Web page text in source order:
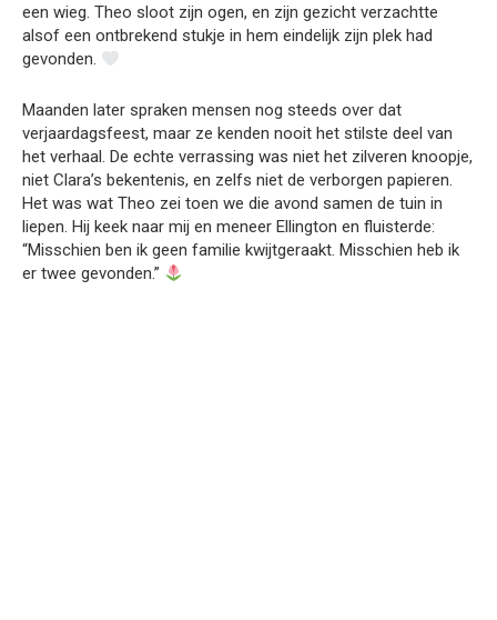
een wieg. Theo sloot zijn ogen, en zijn gezicht verzachtte
alsof een ontbrekend stukje in hem eindelijk zijn plek had
gevonden.
Maanden later spraken mensen nog steeds over dat
verjaardagsfeest, maar ze kenden nooit het stilste deel van
het verhaal. De echte verrassing was niet het zilveren knoopje,
niet Clara’s bekentenis, en zelfs niet de verborgen papieren.
Het was wat Theo zei toen we die avond samen de tuin in
liepen. Hij keek naar mij en meneer Ellington en fluisterde:
“Misschien ben ik geen familie kwijtgeraakt. Misschien heb ik
er twee gevonden.”